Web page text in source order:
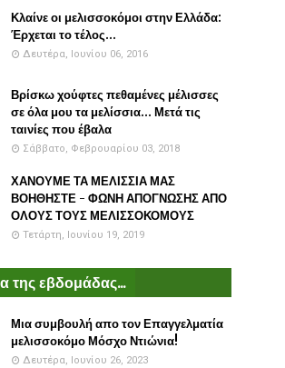
Κλαίνε οι μελισσοκόμοι στην Ελλάδα:
Έρχεται το τέλος...
Δευτέρα, Ιουνίου 06, 2016
Βρίσκω χούφτες πεθαμένες μέλισσες
σε όλα μου τα μελίσσια... Μετά τις
ταινίες που έβαλα
Σάββατο, Φεβρουαρίου 03, 2018
ΧΑΝΟΥΜΕ ΤΑ ΜΕΛΙΣΣΙΑ ΜΑΣ
ΒΟΗΘΗΣΤΕ - ΦΩΝΗ ΑΠΟΓΝΩΣΗΣ ΑΠΟ
ΟΛΟΥΣ ΤΟΥΣ ΜΕΛΙΣΣΟΚΟΜΟΥΣ
Τετάρτη, Ιουνίου 19, 2019
της εβδομάδας...
Μια συμβουλή απο τον Επαγγελματία
μελισσοκόμο Μόσχο Ντιώνια!
Δευτέρα, Ιουνίου 26, 2023